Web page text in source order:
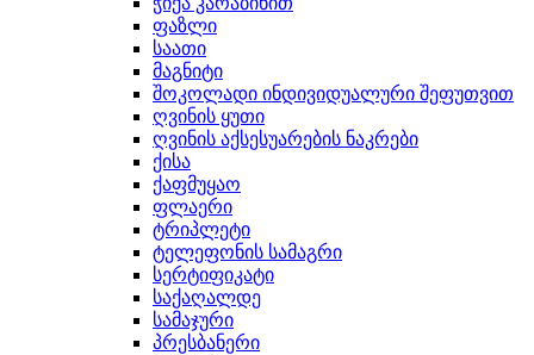
ფაზლი
საათი
მაგნიტი
შოკოლადი ინდივიდუალური შეფუთვით
ღვინის ყუთი
ღვინის აქსესუარების ნაკრები
ქისა
ქაფმუყაო
ფლაერი
ტრიპლეტი
ტელეფონის სამაგრი
სერტიფიკატი
საქაღალდე
სამაჯური
პრესბანერი